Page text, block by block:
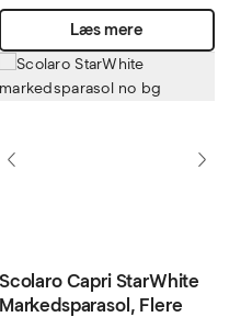
Læs mere
Scolaro Capri StarWhite
Markedsparasol, Flere